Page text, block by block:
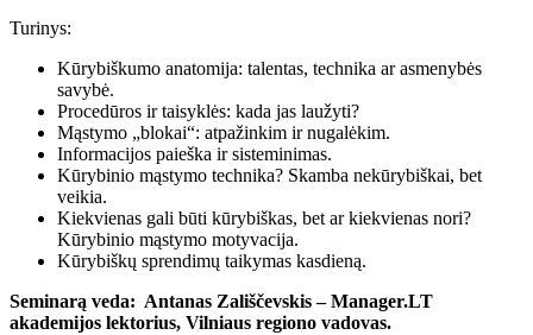
Turinys:
Kūrybiškumo anatomija: talentas, technika ar asmenybės
savybė.
Procedūros ir taisyklės: kada jas laužyti?
Mąstymo „blokai“: atpažinkim ir nugalėkim.
Informacijos paieška ir sisteminimas.
Kūrybinio mąstymo technika? Skamba nekūrybiškai, bet
veikia.
Kiekvienas gali būti kūrybiškas, bet ar kiekvienas nori?
Kūrybinio mąstymo motyvacija.
Kūrybiškų sprendimų taikymas kasdieną.
Seminarą veda: Antanas Zališčevskis – Manager.LT
akademijos lektorius, Vilniaus regiono vadovas.